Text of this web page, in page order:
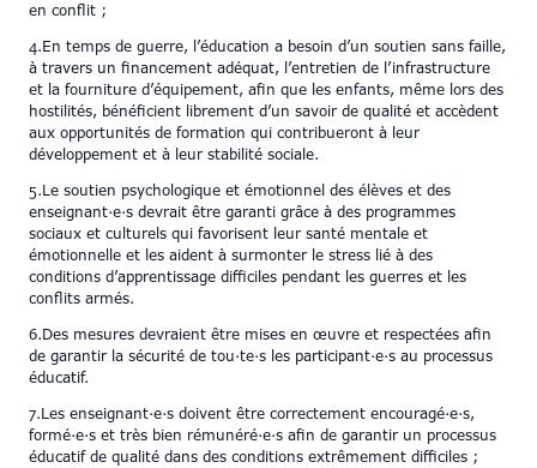
en conflit ;
4.En temps de guerre, l’éducation a besoin d’un soutien sans faille,
à travers un financement adéquat, l’entretien de l’infrastructure
et la fourniture d’équipement, afin que les enfants, même lors des
hostilités, bénéficient librement d’un savoir de qualité et accèdent
aux opportunités de formation qui contribueront à leur
développement et à leur stabilité sociale.
5.Le soutien psychologique et émotionnel des élèves et des
enseignant·e·s devrait être garanti grâce à des programmes
sociaux et culturels qui favorisent leur santé mentale et
émotionnelle et les aident à surmonter le stress lié à des
conditions d’apprentissage difficiles pendant les guerres et les
conflits armés.
6.Des mesures devraient être mises en œuvre et respectées afin
de garantir la sécurité de tou·te·s les participant·e·s au processus
éducatif.
7.Les enseignant·e·s doivent être correctement encouragé·e·s,
formé·e·s et très bien rémunéré·e·s afin de garantir un processus
éducatif de qualité dans des conditions extrêmement difficiles ;